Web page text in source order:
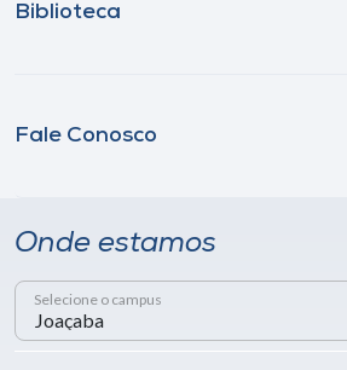
Biblioteca
Fale Conosco
Onde estamos
Selecione o campus